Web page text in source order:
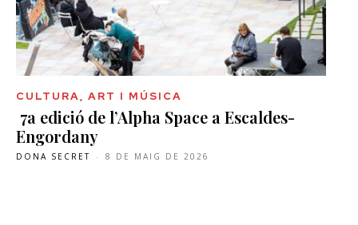
CULTURA, ART I MÚSICA
7a edició de l’Alpha Space a Escaldes-
Engordany
DONA SECRET - 8 DE MAIG DE 2026